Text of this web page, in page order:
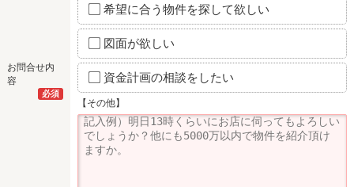
お問合せ内
容
必須
希望に合う物件を探して欲しい
図面が欲しい
資金計画の相談をしたい
【その他】